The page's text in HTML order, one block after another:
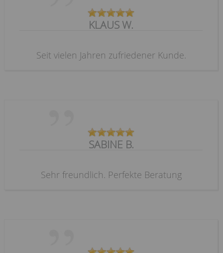
KLAUS W.
Seit vielen Jahren zufriedener Kunde.
SABINE B.
Sehr freundlich. Perfekte Beratung